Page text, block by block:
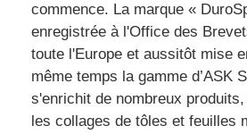
commence. La marque «
enregistrée à l'Office des
toute l'Europe et aussitôt mise
même temps la gamme d’ASK
s'enrichit de nombreux
les collages de tôles et feuilles